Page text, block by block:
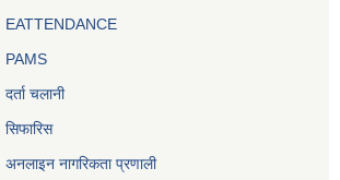
EATTENDANCE
PAMS
दर्ता चलानी
सिफारिस
अनलाइन नागरिकता प्रणाली